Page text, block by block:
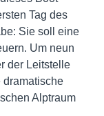
Tag des
Sie soll eine
Um neun
der Leitstelle
dramatische
Alptraum